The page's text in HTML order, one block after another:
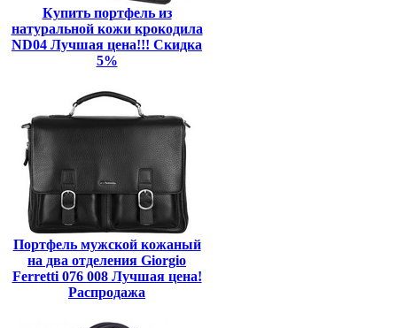
Купить портфель из
натуральной кожи крокодила
ND04 Лучшая цена!!! Скидка
5%
Портфель мужской кожаный
на два отделения Giorgio
Ferretti 076 008 Лучшая цена!
Распродажа